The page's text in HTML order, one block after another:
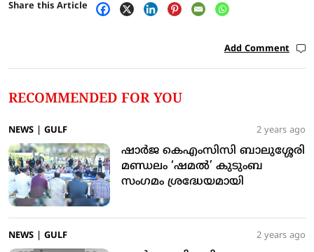
Share this Article
Add Comment
RECOMMENDED FOR YOU
NEWS GULF 2 years ago
ഷാര്‍ജ കെഎംസിസി ബാലുശ്ശേരി
മണ്ഡലം ‘ഷമല്‍’ കുടുംബ
സംഗമം ശ്രദ്ധേയമായി
NEWS GULF 2 years ago